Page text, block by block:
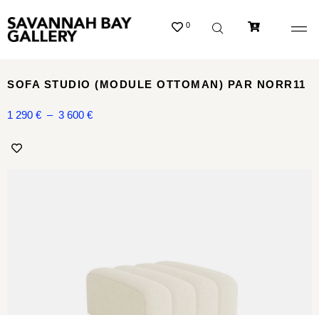
0
SOFA STUDIO (MODULE OTTOMAN) PAR NORR11
1 290 € – 3 600 €